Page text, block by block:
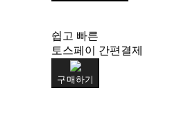
쉽고 빠른
토스페이 간편결제
구매하기